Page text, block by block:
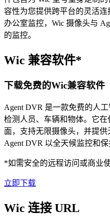
容性为您提供跨平台的灵活
办公室监控，Wic 摄像头与
的监控。
Wic 兼容软件*
下载免费的Wic兼容软件
Agent DVR 是一款免费的人
检测人员、车辆和物体。它
面，支持无限摄像头，并提
Agent DVR 以全天候监控和保
*如需安全的远程访问或商业
立即下载
Wic 连接 URL